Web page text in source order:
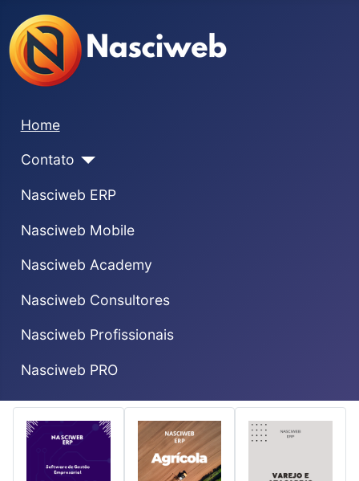
Home
Contato
Nasciweb ERP
Nasciweb Mobile
Nasciweb Academy
Nasciweb Consultores
Nasciweb Profissionais
Nasciweb PRO